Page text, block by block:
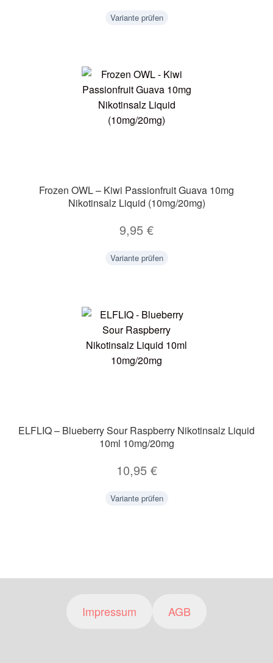
Variante prüfen
Frozen OWL – Kiwi Passionfruit Guava 10mg
Nikotinsalz Liquid (10mg/20mg)
9,95 €
Variante prüfen
ELFLIQ – Blueberry Sour Raspberry Nikotinsalz Liquid
10ml 10mg/20mg
10,95 €
Variante prüfen
Impressum AGB